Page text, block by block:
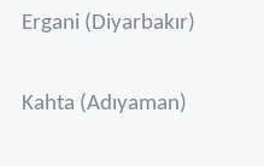
Ergani (Diyarbakır)
Kahta (Adıyaman)